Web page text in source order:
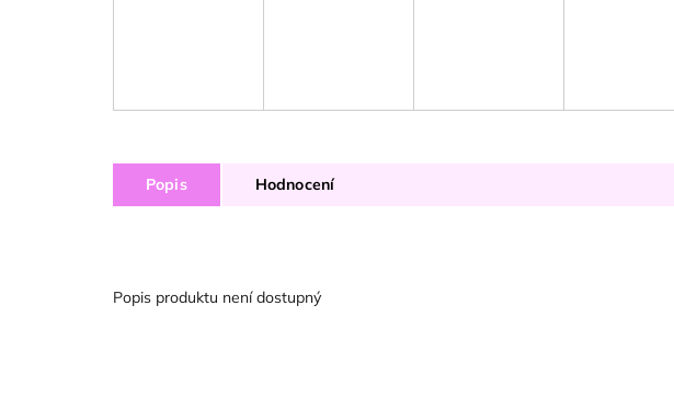
Popis Hodnocení
Popis produktu není dostupný